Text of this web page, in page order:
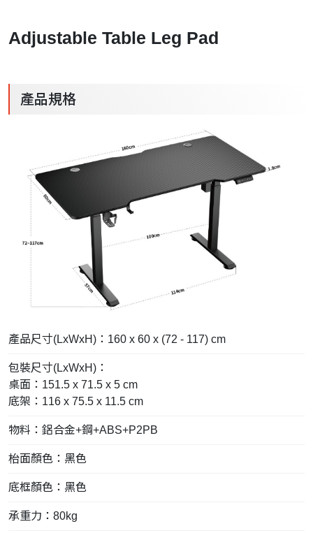
Adjustable Table Leg Pad
產品規格
產品尺寸(LxWxH)：160 x 60 x (72 - 117) cm
包裝尺寸(LxWxH)：
桌面：151.5 x 71.5 x 5 cm
底架：116 x 75.5 x 11.5 cm
物料：鋁合金+鋼+ABS+P2PB
枱面顏色：黑色
底框顏色：黑色
承重力：80kg